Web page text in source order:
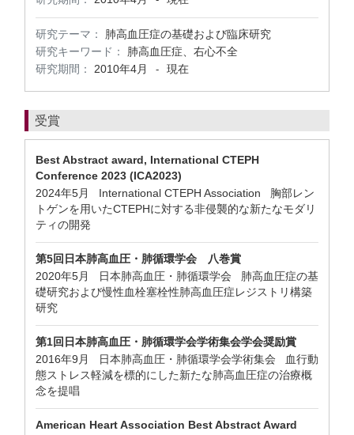
研究テーマ：
肺高血圧症の基礎および臨床研究
研究キーワード：
肺高血圧症、右心不全
研究期間：
2010年4月 - 現在
受賞
Best Abstract award, International CTEPH
Conference 2023 (ICA2023)
2024年5月 International CTEPH Association 胸部レン
トゲンを用いたCTEPHに対する非侵襲的な新たなモダリ
ティの開発
第5回日本肺高血圧・肺循環学会 八巻賞
2020年5月 日本肺高血圧・肺循環学会 肺高血圧症の基
礎研究および慢性血栓塞栓性肺高血圧症レジストリ構築
研究
第1回日本肺高血圧・肺循環学会学術集会学会奨励賞
2016年9月 日本肺高血圧・肺循環学会学術集会 血行動
態ストレス軽減を標的にした新たな肺高血圧症の治療概
念を提唱
American Heart Association Best Abstract Award